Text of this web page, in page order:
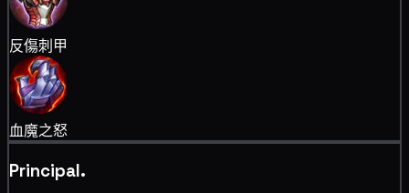
反傷刺甲
血魔之怒
Principal.